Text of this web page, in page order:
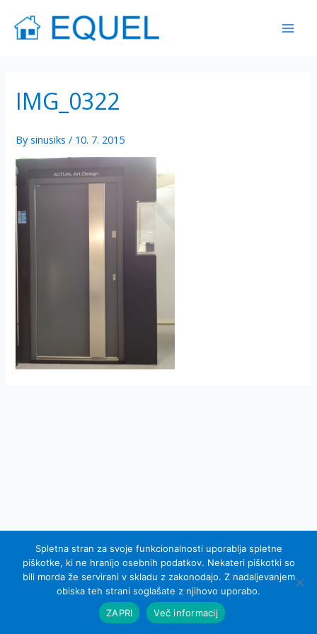
content
IMG_0322
Bysinusiks/ 10. 7. 2015
© 2007 - 2015 Equel d.o.o.; vse pravice pridržane
Izdelava spletnih strani Sinus IKS
Spletna stran za svoje funkcionalnosti uporablja spletne
piškotke, ki ne hranijo osebnih podatkov. Nekateri piškotki so
bili morda že servirani v skladu z zakonodajo. Z nadaljevanjem
obiska teh strani soglašate z njihovo uporabo.
ZAPRI
Več informacij